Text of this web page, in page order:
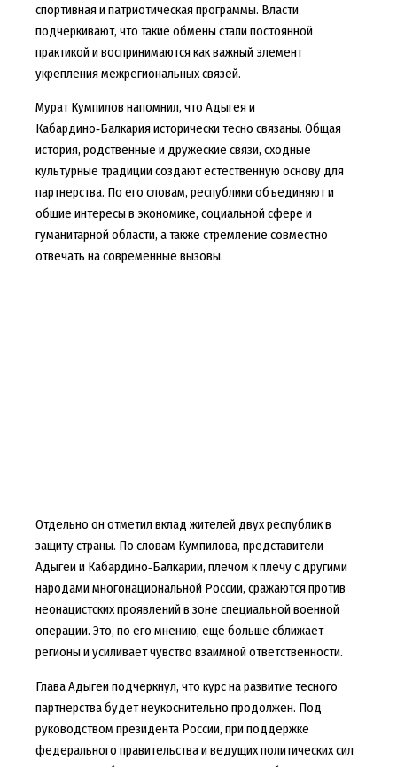
спортивная и патриотическая программы. Власти
подчеркивают, что такие обмены стали постоянной
практикой и воспринимаются как важный элемент
укрепления межрегиональных связей.
Мурат Кумпилов напомнил, что Адыгея и
Кабардино‑Балкария исторически тесно связаны. Общая
история, родственные и дружеские связи, сходные
культурные традиции создают естественную основу для
партнерства. По его словам, республики объединяют и
общие интересы в экономике, социальной сфере и
гуманитарной области, а также стремление совместно
отвечать на современные вызовы.
Отдельно он отметил вклад жителей двух республик в
защиту страны. По словам Кумпилова, представители
Адыгеи и Кабардино‑Балкарии, плечом к плечу с другими
народами многонациональной России, сражаются против
неонацистских проявлений в зоне специальной военной
операции. Это, по его мнению, еще больше сближает
регионы и усиливает чувство взаимной ответственности.
Глава Адыгеи подчеркнул, что курс на развитие тесного
партнерства будет неукоснительно продолжен. Под
руководством президента России, при поддержке
федерального правительства и ведущих политических сил